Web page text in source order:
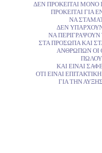
ΔΕΝ ΠΡΟΚΕΙΤΑΙ ΜΟΝΟ
ΠΡΟΚΕΙΤΑΙ ΓΙΑ
ΝΑ
ΔΕΝ
ΝΑ ΠΕΡΙΓΡΑΨΟΥΝ
ΣΤΑ ΠΡΟΣΩΠΑ ΚΑΙ
ΑΝΘΡΩΠΩΝ ΟΙ
ΚΑΙ ΕΙΝΑΙ
ΟΤΙ ΕΙΝΑΙ
ΓΙΑ ΤΗΝ